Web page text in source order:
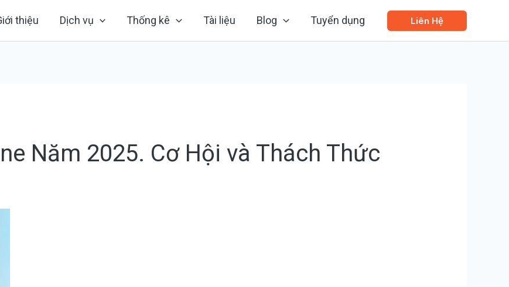
thiệu Dịch vụ Thống kê Tài liệu Blog Tuyển dụng Liên Hệ
Năm 2025. Cơ Hội và Thách Thức